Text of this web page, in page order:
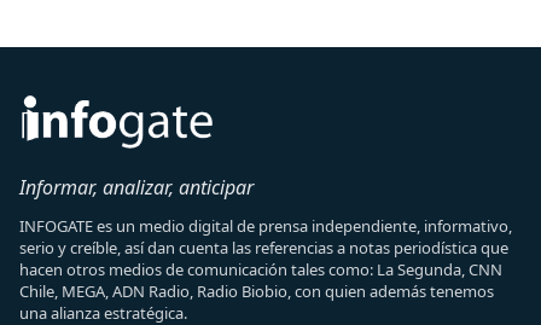
Informar, analizar, anticipar
INFOGATE es un medio digital de prensa independiente, informativo,
serio y creíble, así dan cuenta las referencias a notas periodística que
hacen otros medios de comunicación tales como: La Segunda, CNN
Chile, MEGA, ADN Radio, Radio Biobio, con quien además tenemos
una alianza estratégica.